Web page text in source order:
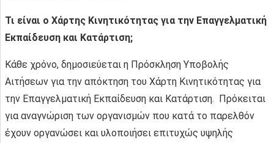
Τι είναι ο Χάρτης Κινητικότητας για την Επαγγελματική
Εκπαίδευση και Κατάρτιση;
Κάθε χρόνο, δημοσιεύεται η Πρόσκληση Υποβολής
Αιτήσεων για την απόκτηση του Χάρτη Κινητικότητας για
την Επαγγελματική Εκπαίδευση και Κατάρτιση. Πρόκειται
για αναγνώριση των οργανισμών που κατά το παρελθόν
έχουν οργανώσει και υλοποιήσει επιτυχώς υψηλής